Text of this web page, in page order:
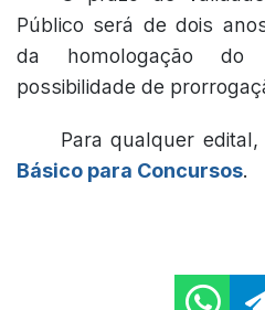
Público será de dois
da homologação
possibilidade de
Para qualquer
Básico para Concursos.